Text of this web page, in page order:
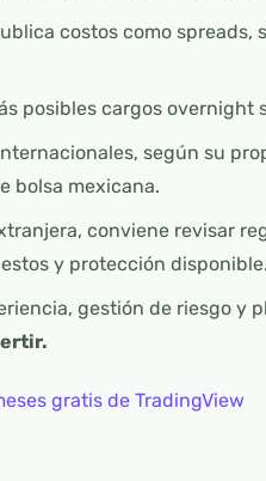
costos como spreads,
posibles cargos overnight
según su
bolsa mexicana.
conviene revisar
y protección disponible.
gestión de riesgo y
gratis de TradingView